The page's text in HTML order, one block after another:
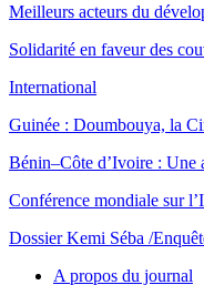
Meilleurs acteurs du
Solidarité en faveur des
International
Guinée : Doumbouya, la
Bénin–Côte d’Ivoire :
Conférence mondiale sur
Dossier Kemi Séba /
A propos du journal